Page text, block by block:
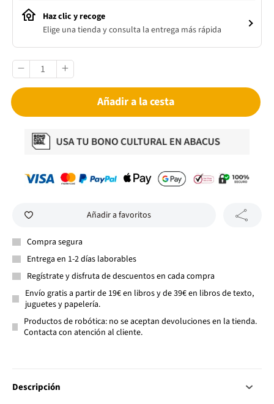
Haz clic y recoge
Elige una tienda y consulta la entrega más rápida
Añadir a la cesta
Añadir a favoritos
Compra segura
Entrega en 1-2 días laborables
Regístrate y disfruta de descuentos en cada compra
Envío gratis a partir de 19€ en libros y de 39€ en libros de texto,
juguetes y papelería.
Productos de robótica: no se aceptan devoluciones en la tienda.
Contacta con atención al cliente.
Descripción